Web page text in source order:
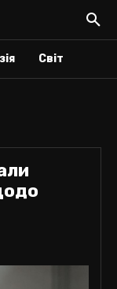
Світ